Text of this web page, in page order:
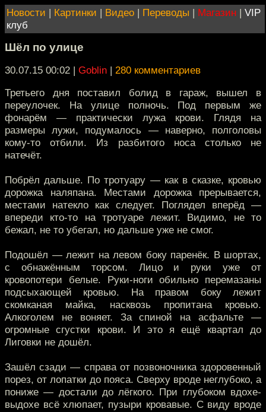
Новости | Картинки | Видео | Переводы | Магазин | VIP
клуб
Шёл по улице
30.07.15 00:02 | Goblin | 280 комментариев
Третьего дня поставил болид в гараж, вышел в
переулочек. На улице полночь. Под первым же
фонарём — практически лужа крови. Глядя на
размеры лужи, подумалось — наверно, полголовы
кому-то отбили. Из разбитого носа столько не
натечёт.
Побрёл дальше. По тротуару — как в сказке, кровью
дорожка наляпана. Местами дорожка прерывается,
местами натекло как следует. Поглядел вперёд —
впереди кто-то на тротуаре лежит. Видимо, не то
бежал, не то убегал, но дальше уже не смог.
Подошёл — лежит на левом боку паренёк. В шортах,
с обнажённым торсом. Лицо и руки уже от
кровопотери белые. Руки-ноги обильно перемазаны
подсыхающей кровью. На правом боку лежит
скомканая майка, насквозь пропитана кровью.
Алкоголем не воняет. За спиной на асфальте —
огромные сгустки крови. И это я ещё квартал до
Лиговки не дошёл.
Зашёл сзади — справа от позвоночника здоровенный
порез, от лопатки до пояса. Сверху вроде неглубоко, а
пониже — достали до лёгкого. При глубоком вдохе-
выдохе всё хлюпает, пузыри кровавые. С виду вроде